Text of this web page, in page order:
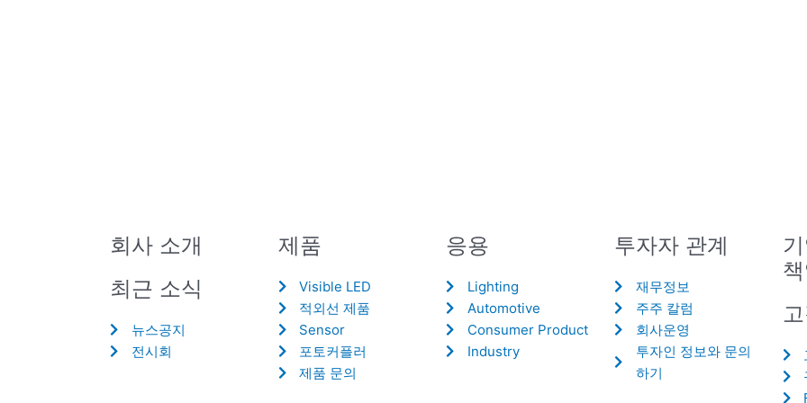
회사 소개
최근 소식
뉴스공지
전시회
제품
Visible LED
적외선 제품
Sensor
포토커플러
제품 문의
응용
Lighting
Automotive
Consumer Product
Industry
투자자 관계
재무정보
주주 칼럼
회사운영
투자인 정보와 문의
하기